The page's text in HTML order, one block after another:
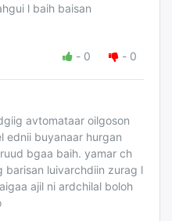
l baih baisan
- 0 - 0
avtomataar oilgoson
ednii buyanaar hurgan
bgaa baih. yamar ch
barisan luivarchdiin zurag l
ajil ni ardchilal boloh